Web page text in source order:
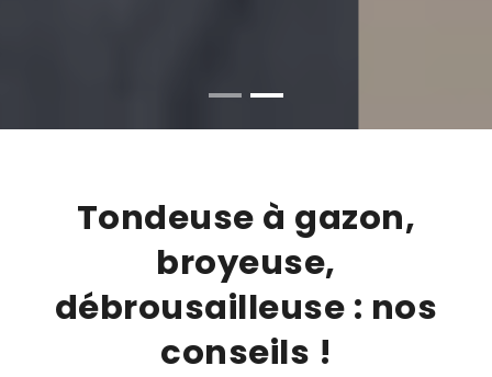
Tondeuse à gazon,
broyeuse,
débrousailleuse : nos
conseils !